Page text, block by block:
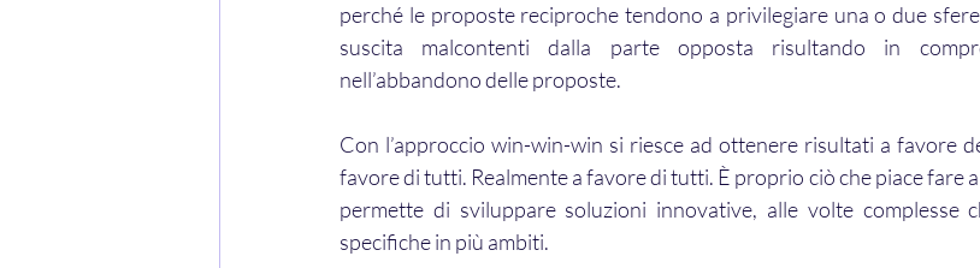
perché le proposte reciproche tendono a privilegiare una o due
suscita malcontenti dalla parte opposta risultando in
nell’abbandono delle proposte.
Con l’approccio win-win-win si riesce ad ottenere risultati a favore
favore di tutti. Realmente a favore di tutti. È proprio ciò che piace fare
permette di sviluppare soluzioni innovative, alle volte complesse
specifiche in più ambiti.